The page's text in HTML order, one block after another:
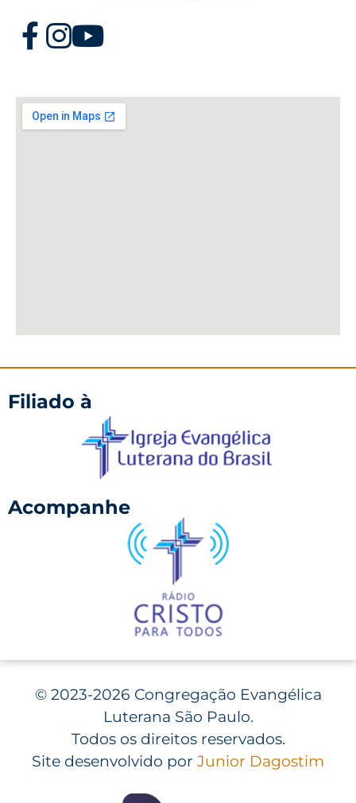
Filiado à
Acompanhe
©2023-2026 Congregação Evangélica
Luterana São Paulo.
Todos os direitos reservados.
Site desenvolvido por Junior Dagostim